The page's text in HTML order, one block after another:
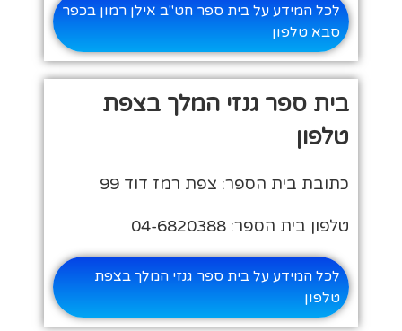
לכל המידע על בית ספר חט"ב אילן רמון בכפר
סבא טלפון
בית ספר גנזי המלך בצפת
טלפון
כתובת בית הספר: צפת רמז דוד 99
טלפון בית הספר: 04-6820388
לכל המידע על בית ספר גנזי המלך בצפת
טלפון